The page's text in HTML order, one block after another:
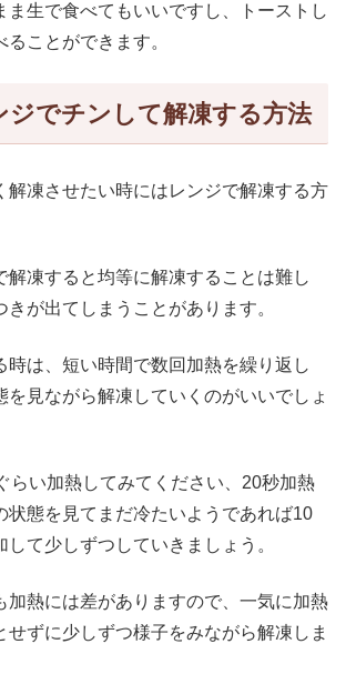
ま生で食べてもいいですし、トーストし
ことができます。
ジでチンして解凍する方法
解凍させたい時にはレンジで解凍する方
解凍すると均等に解凍することは難し
きが出てしまうことがあります。
時は、短い時間で数回加熱を繰り返し
を見ながら解凍していくのがいいでしょ
らい加熱してみてください、20秒加熱
状態を見てまだ冷たいようであれば10
て少しずつしていきましょう。
加熱には差がありますので、一気に加熱
せずに少しずつ様子をみながら解凍しま